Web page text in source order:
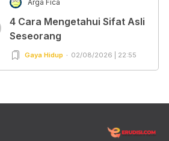
Arga Fica
4 Cara Mengetahui Sifat Asli
Seseorang
Gaya Hidup 02/08/2026 | 22:55